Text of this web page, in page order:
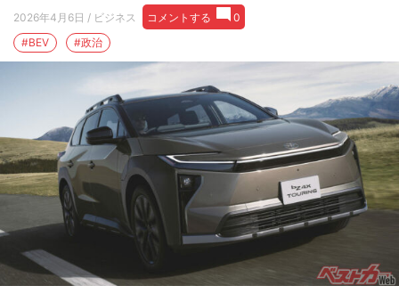
2026年4月6日 / ビジネス コメントする
0
#BEV
#政治